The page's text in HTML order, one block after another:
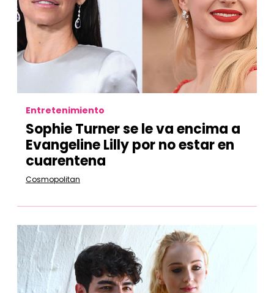
Entretenimiento
Sophie Turner se le va encima a
Evangeline Lilly por no estar en
cuarentena
Cosmopolitan